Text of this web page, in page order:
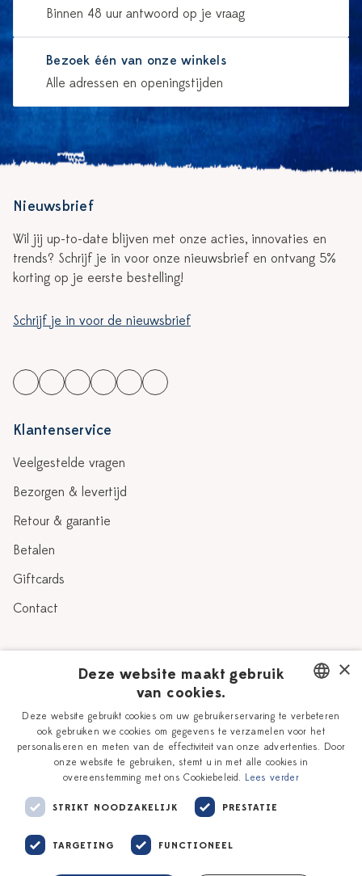
Binnen 48 uur antwoord op je vraag
Bezoek één van onze winkels
Alle adressen en openingstijden
Nieuwsbrief
Wil jij up-to-date blijven met onze acties, innovaties en
trends? Schrijf je in voor onze nieuwsbrief en ontvang 5%
korting op je eerste bestelling!
Schrijf je in voor de nieuwsbrief
Klantenservice
Veelgestelde vragen
Bezorgen & levertijd
Retour & garantie
Betalen
Giftcards
Contact
Verhaal
Onze plateelschilders
Delfts Blauw
Workshops
Vacatures
Zakelijk
DUTCH
ENGLISH
×
Deze website maakt gebruik
van cookies.
Deze website gebruikt cookies om uw gebruikerservaring te verbeteren
ook gebruiken we cookies om gegevens te verzamelen voor het
personaliseren en meten van de effectiviteit van onze advertenties. Door
onze website te gebruiken, stemt u in met alle cookies in
overeenstemming met ons Cookiebeleid. Lees verder
STRIKT NOODZAKELIJK PRESTATIE
TARGETING FUNCTIONEEL